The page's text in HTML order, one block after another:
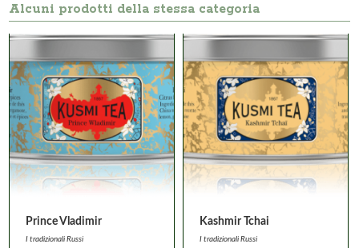
Alcuni prodotti della stessa categoria
Prince Vladimir
I tradizionali Russi
Kashmir Tchai
I tradizionali Russi